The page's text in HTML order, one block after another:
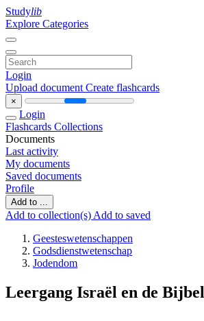
Studylib
Explore Categories
Login
Upload document Create flashcards
×
Login
Flashcards Collections
Documents
Last activity
My documents
Saved documents
Profile
Add to ...
Add to collection(s) Add to saved
Geesteswetenschappen
Godsdienstwetenschap
Jodendom
Leergang Israël en de Bijbel